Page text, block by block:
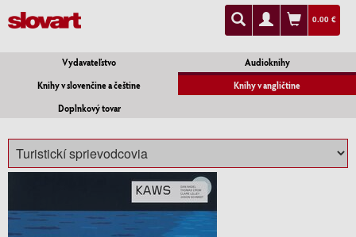
0.00 €
Vydavateľstvo
Audioknihy
Knihy v slovenčine a češtine
Knihy v angličtine
Doplnkový tovar